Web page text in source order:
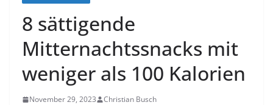
8 sättigende
Mitternachtssnacks mit
weniger als 100 Kalorien
November 29, 2023 Christian Busch